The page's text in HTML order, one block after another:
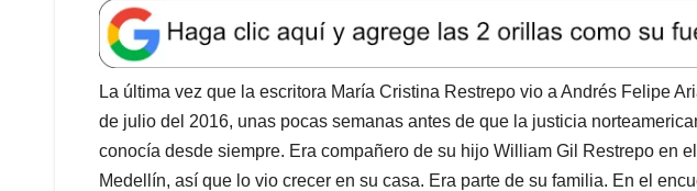
a
t
s
A
p
p
e
b
o
o
k
k
e
d
I
n
l
e
a
d
s
La última vez que la escritora María Cristina Restrepo vio a Andrés Felipe
de julio del 2016, unas pocas semanas antes de que la justicia
conocía desde siempre. Era compañero de su hijo William Gil Restrepo en
Medellín, así que lo vio crecer en su casa. Era parte de su familia. En el